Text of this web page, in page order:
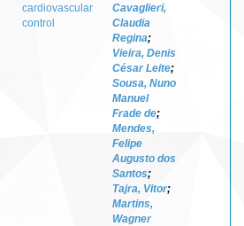
cardiovascular
control
Cavaglieri,
Claudia
Regina;
Vieira, Denis
César Leite;
Sousa, Nuno
Manuel
Frade de;
Mendes,
Felipe
Augusto dos
Santos;
Tajra, Vitor;
Martins,
Wagner